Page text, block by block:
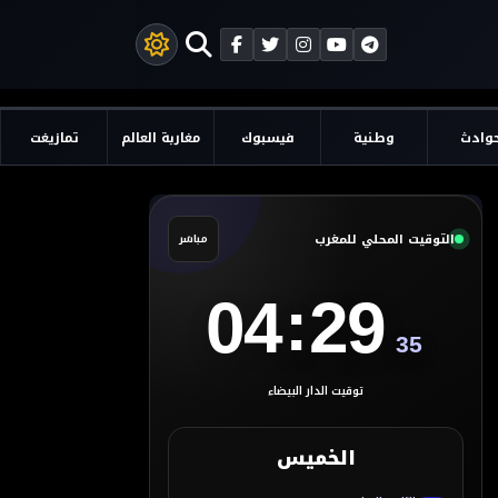
وطنية فيسبوك مغاربة العالم تمازيغت
التوقيت المحلي للمغرب مباشر
04:29 35
توقيت الدار البيضاء
الخميس